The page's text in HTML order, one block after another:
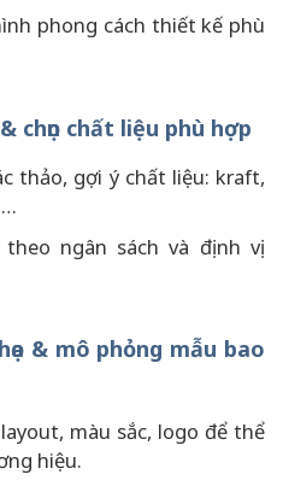
phong cách thiết kế phù
chọn chất liệu phù hợp
thảo, gợi ý chất liệu: kraft,
theo ngân sách và định vị
& mô phỏng mẫu bao
màu sắc, logo để thể
hiệu.